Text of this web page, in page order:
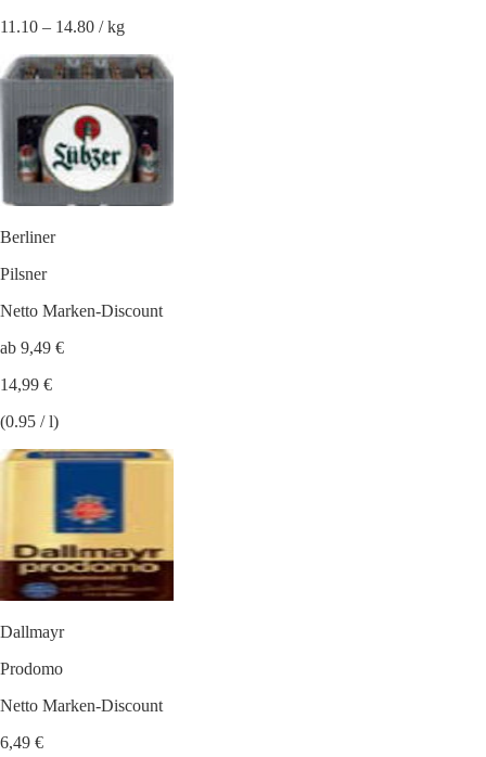
11.10 – 14.80 / kg
Berliner
Pilsner
Netto Marken-Discount
ab 9,49 €
14,99 €
(0.95 / l)
Dallmayr
Prodomo
Netto Marken-Discount
6,49 €